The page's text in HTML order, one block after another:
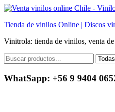
Saltar
contenido
Tienda de vinilos Online | Discos
Vinitrola: tienda de vinilos, venta
WhatSapp: +56 9 9404